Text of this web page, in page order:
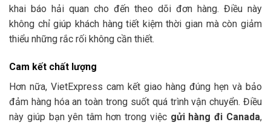
khai báo hải quan cho đến theo dõi đơn hàng. Điều này
không chỉ giúp khách hàng tiết kiệm thời gian mà còn giảm
thiểu những rắc rối không cần thiết.
Cam kết chất lượng
Hơn nữa, VietExpress cam kết giao hàng đúng hẹn và bảo
đảm hàng hóa an toàn trong suốt quá trình vận chuyển. Điều
này giúp bạn yên tâm hơn trong việc gửi hàng đi Canada,